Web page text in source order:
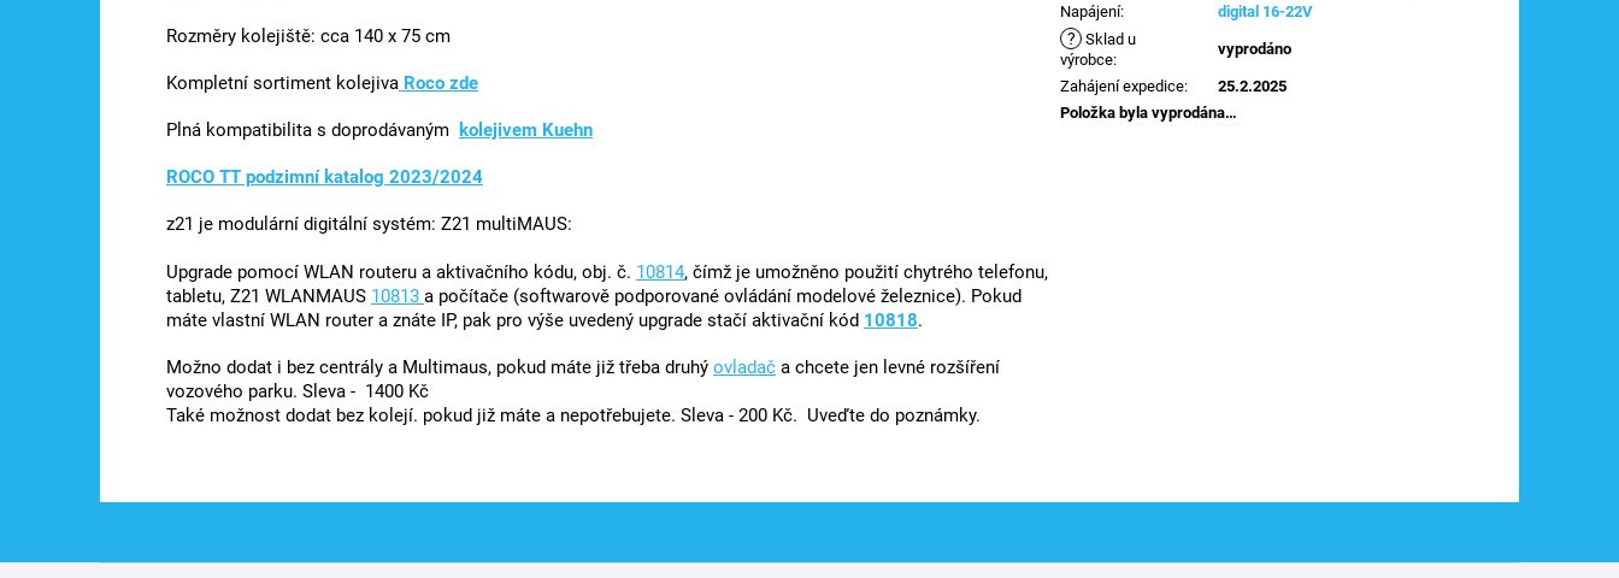
Rozměry kolejiště: cca 140 x 75 cm
Kompletní sortiment kolejiva Roco zde
Plná kompatibilita s doprodávaným kolejivem Kuehn
ROCO TT podzimní katalog 2023/2024
z21 je modulární digitální systém: Z21 multiMAUS:
Upgrade pomocí WLAN routeru a aktivačního kódu, obj. č. 10814, čímž je umožněno použití chytrého telefonu,
tabletu, Z21 WLANMAUS 10813 a počítače (softwarově podporované ovládání modelové železnice). Pokud
máte vlastní WLAN router a znáte IP, pak pro výše uvedený upgrade stačí aktivační kód 10818.
Možno dodat i bez centrály a Multimaus, pokud máte již třeba druhý ovladač a chcete jen levné rozšíření
vozového parku. Sleva - 1400 Kč
Také možnost dodat bez kolejí. pokud již máte a nepotřebujete. Sleva - 200 Kč. Uveďte do poznámky.
Napájení: digital 16-22V
? Sklad u
výrobce:
vyprodáno
Zahájení expedice:
25.2.2025
Položka byla vyprodána…